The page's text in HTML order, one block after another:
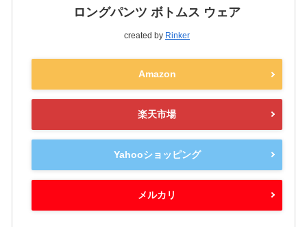
ロングパンツ ボトムス ウェア
created by Rinker
Amazon
楽天市場
Yahooショッピング
メルカリ